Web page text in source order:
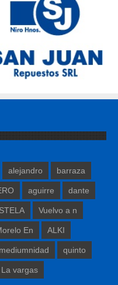
alejandro barraza
aguirre dante
Vuelvo a n
En ALKI
mediumnidad quinto
La vargas